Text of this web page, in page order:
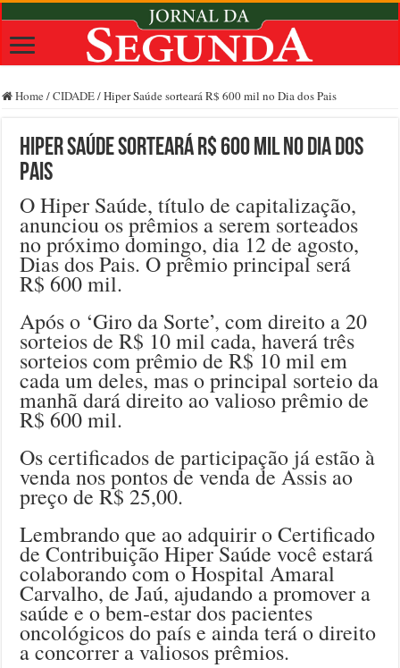
Home /CIDADE/Hiper Saúde sorteará R$ 600 mil no Dia dos Pais
Hiper Saúde sorteará R$ 600 mil no Dia dos
Pais
O Hiper Saúde, título de capitalização,
anunciou os prêmios a serem sorteados
no próximo domingo, dia 12 de agosto,
Dias dos Pais. O prêmio principal será
R$ 600 mil.
Após o ‘Giro da Sorte’, com direito a 20
sorteios de R$ 10 mil cada, haverá três
sorteios com prêmio de R$ 10 mil em
cada um deles, mas o principal sorteio da
manhã dará direito ao valioso prêmio de
R$ 600 mil.
Os certificados de participação já estão à
venda nos pontos de venda de Assis ao
preço de R$ 25,00.
Lembrando que ao adquirir o Certificado
de Contribuição Hiper Saúde você estará
colaborando com o Hospital Amaral
Carvalho, de Jaú, ajudando a promover a
saúde e o bem-estar dos pacientes
oncológicos do país e ainda terá o direito
a concorrer a valiosos prêmios.